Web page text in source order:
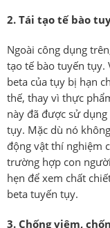
2. Tái tạo tế bào
Ngoài công dụng
tạo tế bào tuyến tụy.
beta của tụy bị hạn
thế, thay vì thực
này đã được sử
tụy. Mặc dù nó
động vật thí nghiệm
trường hợp con
hẹn để xem chất
beta tuyến tụy.
3. Chống viêm,